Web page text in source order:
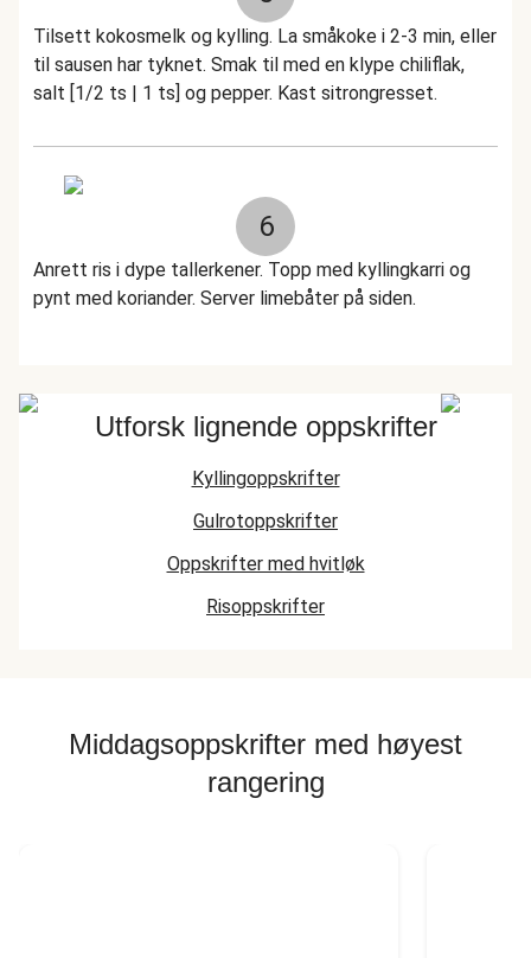
Tilsett kokosmelk og kylling. La småkoke i 2-3 min, eller
til sausen har tyknet. Smak til med en klype chiliflak,
salt [1/2 ts | 1 ts] og pepper. Kast sitrongresset.
6
Anrett ris i dype tallerkener. Topp med kyllingkarri og
pynt med koriander. Server limebåter på siden.
Utforsk lignende oppskrifter
Kyllingoppskrifter
Gulrotoppskrifter
Oppskrifter med hvitløk
Risoppskrifter
Middagsoppskrifter med høyest
rangering